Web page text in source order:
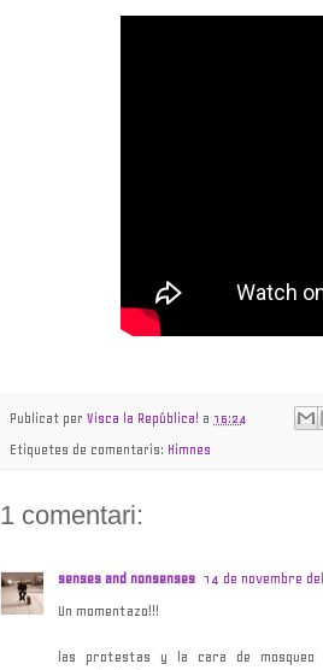
Publicat per Visca la República! a 16:24
Etiquetes de comentaris: Himnes
1 comentari:
senses and nonsenses 14 de novembre
Un momentazo!!!
las protestas y la cara de